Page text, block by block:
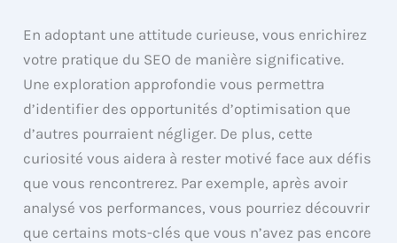
En adoptant une attitude curieuse, vous enrichirez
votre pratique du SEO de manière significative.
Une exploration approfondie vous permettra
d’identifier des opportunités d’optimisation que
d’autres pourraient négliger. De plus, cette
curiosité vous aidera à rester motivé face aux défis
que vous rencontrerez. Par exemple, après avoir
analysé vos performances, vous pourriez découvrir
que certains mots-clés que vous n’avez pas encore